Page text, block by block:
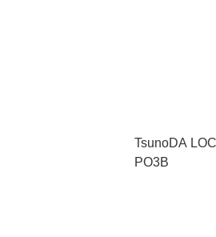
TsunoDA
PO3B